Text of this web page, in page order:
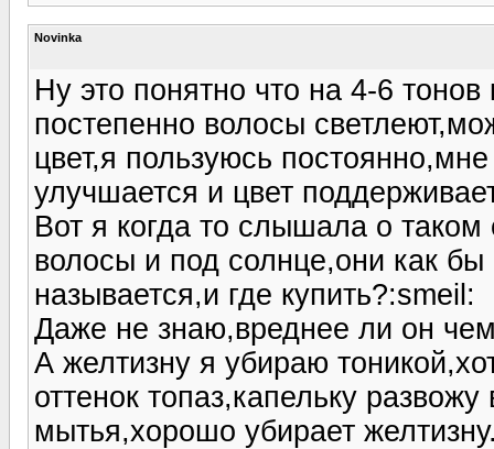
Novinka
Ну это понятно что на 4-6 тонов
постепенно волосы
цвет,я пользуюсь
улучшается и цвет
Вот я когда то слышала о
волосы и под солнце,они как бы
называется,и где купить?:smeil:
Даже не знаю,вреднее ли он
А желтизну я убираю
оттенок топаз,капельку
мытья,хорошо убирает